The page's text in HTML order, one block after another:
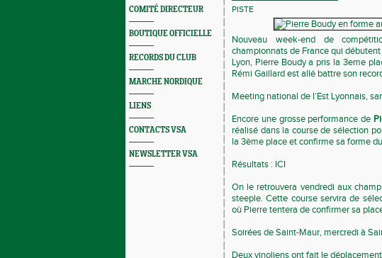
COMITÉ DIRECTEUR
BOUTIQUE OFFICIELLE
RECORDS DU CLUB
MARCHE NORDIQUE
LIENS
CONTACTS VSA
NEWSLETTER VSA
PISTE
Nouveau week-end de
championnats de France qui
Lyon, Pierre Boudy a pris la 3eme
Rémi Gaillard est allé battre son
Meeting national de l’Est Lyonnais,
Encore une grosse performance de
réalisé dans la course de sélection
la 3ème place et confirme sa forme
Résultats : ICI
On le retrouvera vendredi aux
steeple. Cette course servira de
où Pierre tentera de confirmer sa
Soirées de Saint-Maur, mercredi à
Deux vinoliens ont fait le